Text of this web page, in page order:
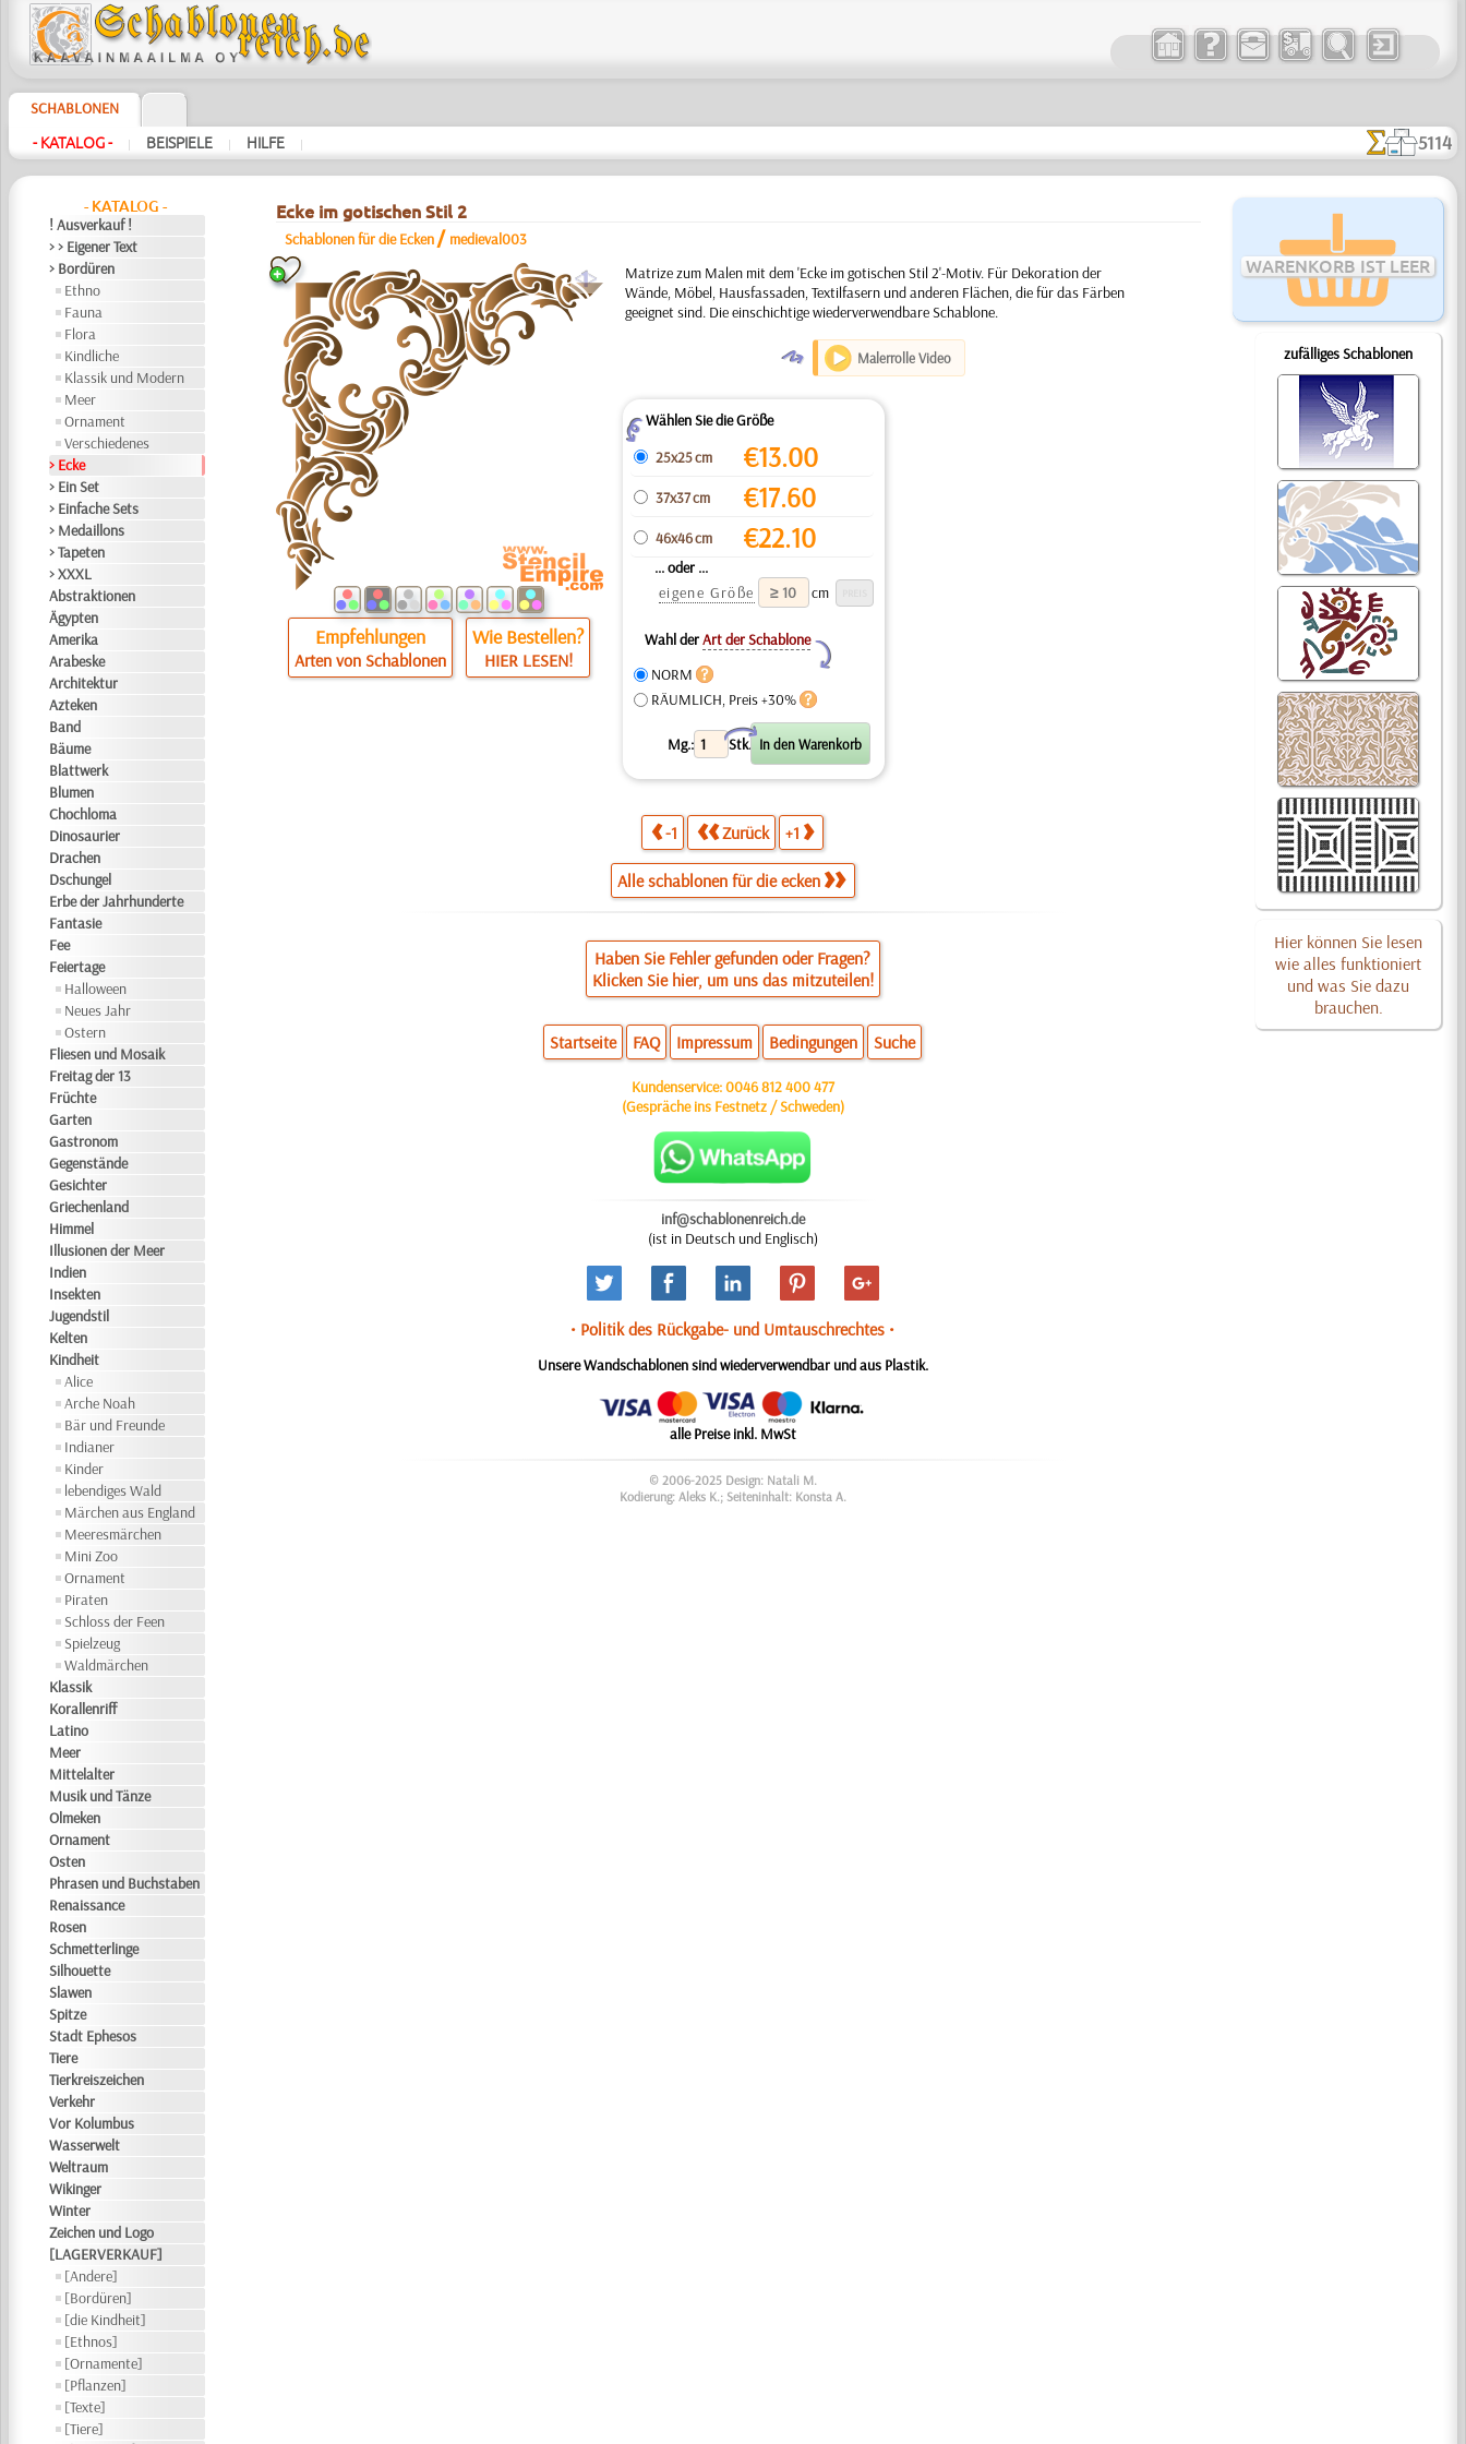
SCHABLONEN
- KATALOG - | BEISPIELE | HILFE | 5114
- KATALOG -
! Ausverkauf !
> > Eigener Text
> Bordüren
Ethno
Fauna
Flora
Kindliche
Klassik und Modern
Meer
Ornament
Verschiedenes
> Ecke
> Ein Set
> Einfache Sets
> Medaillons
> Tapeten
> XXXL
Abstraktionen
Ägypten
Amerika
Arabeske
Architektur
Azteken
Band
Bäume
Blattwerk
Blumen
Chochloma
Dinosaurier
Drachen
Dschungel
Erbe der Jahrhunderte
Fantasie
Fee
Feiertage
Halloween
Neues Jahr
Ostern
Fliesen und Mosaik
Freitag der 13
Früchte
Garten
Gastronom
Gegenstände
Gesichter
Griechenland
Himmel
Illusionen der Meer
Indien
Insekten
Jugendstil
Kelten
Kindheit
Alice
Arche Noah
Bär und Freunde
Indianer
Kinder
lebendiges Wald
Märchen aus England
Meeresmärchen
Mini Zoo
Ornament
Piraten
Schloss der Feen
Spielzeug
Waldmärchen
Klassik
Korallenriff
Latino
Meer
Mittelalter
Musik und Tänze
Olmeken
Ornament
Osten
Phrasen und Buchstaben
Renaissance
Rosen
Schmetterlinge
Silhouette
Slawen
Spitze
Stadt Ephesos
Tiere
Tierkreiszeichen
Verkehr
Vor Kolumbus
Wasserwelt
Weltraum
Wikinger
Winter
Zeichen und Logo
[LAGERVERKAUF]
[Andere]
[Bordüren]
[die Kindheit]
[Ethnos]
[Ornamente]
[Pflanzen]
[Texte]
[Tiere]
WARENKORB IST LEER
zufälliges Schablonen
Hier können Sie lesen
wie alles funktioniert
und was Sie dazu
brauchen.
Ecke im gotischen Stil 2
Schablonen für die Ecken / medieval003
a
Empfehlungen
Arten von Schablonen
Wie Bestellen?
HIER LESEN!
Matrize zum Malen mit dem 'Ecke im gotischen Stil 2'-Motiv. Für Dekoration der
Wände, Möbel, Hausfassaden, Textilfasern und anderen Flächen, die für das Färben
geeignet sind. Die einschichtige wiederverwendbare Schablone.
O Malerrolle Video
ZWählen Sie die Größe
25x25 cm
€13.00
37x37 cm €17.60
46x46 cm €22.10
... oder ...
eigene Größe
cm
Wahl derArt der Schablone
Y
NORM
RÄUMLICH, Preis +30%
Mg.: Stk.
X
-1 Zurück +1
Alle schablonen für die ecken
Haben Sie Fehler gefunden oder Fragen?
Klicken Sie hier, um uns das mitzuteilen!
Startseite FAQ Impressum Bedingungen Suche
Kundenservice:0046 812 400 477
(Gespräche ins Festnetz / Schweden)
inf@schablonenreich.de
(ist in Deutsch und Englisch)
• Politik des Rückgabe- und Umtauschrechtes •
Unsere Wandschablonen sind wiederverwendbar und aus Plastik.
alle Preise inkl. MwSt
© 2006-2025 Design: Natali M.
Kodierung: Aleks K.; Seiteninhalt: Konsta A.